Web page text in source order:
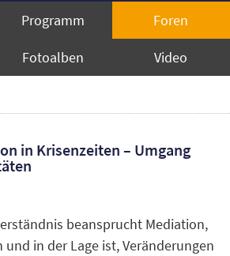
Programm Foren
Fotoalben Video
in Krisenzeiten – Umgang
beansprucht Mediation,
und in der Lage ist, Veränderungen